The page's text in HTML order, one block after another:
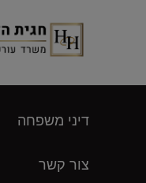
דיני משפחה
צור קשר